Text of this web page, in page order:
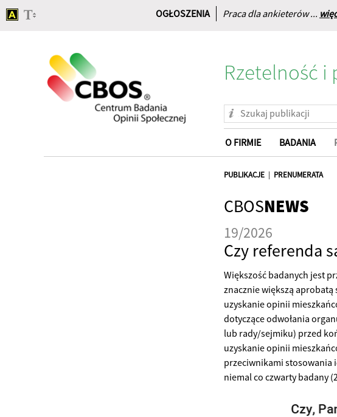
OGŁOSZENIA Praca dla ankieterów ...
główna
Rzetelność
O FIRMIE BADANIA
PUBLIKACJE | PRENUMERATA
CBOSNEWS
19/2026
Czy referenda
Większość badanych jest
znacznie większą
uzyskanie opinii
dotyczące odwołania
lub rady/sejmiku) przed
uzyskanie opinii
przeciwnikami stosowania
niemal co czwarty badany